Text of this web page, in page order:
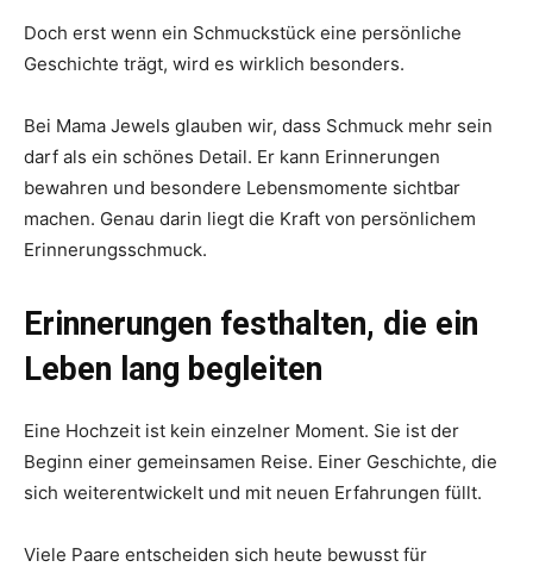
Doch erst wenn ein Schmuckstück eine persönliche
Geschichte trägt, wird es wirklich besonders.
Bei Mama Jewels glauben wir, dass Schmuck mehr sein
darf als ein schönes Detail. Er kann Erinnerungen
bewahren und besondere Lebensmomente sichtbar
machen. Genau darin liegt die Kraft von persönlichem
Erinnerungsschmuck.
Erinnerungen festhalten, die ein
Leben lang begleiten
Eine Hochzeit ist kein einzelner Moment. Sie ist der
Beginn einer gemeinsamen Reise. Einer Geschichte, die
sich weiterentwickelt und mit neuen Erfahrungen füllt.
Viele Paare entscheiden sich heute bewusst für